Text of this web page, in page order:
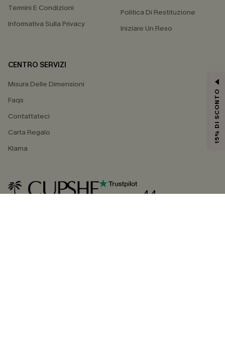
Termini E Condizioni
Informativa Sulla Privacy
Politica Di Restituzione
Iniziare Un Reso
CENTRO SERVIZI
Misura Delle Dimensioni
Faqs
Contattateci
Carta Regalo
Klarna
4.4
15% DI SCONTO